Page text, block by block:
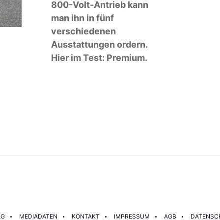
800-Volt-Antrieb kann
man ihn in fünf
verschiedenen
Ausstattungen ordern.
Hier im Test: Premium.
MEDIADATEN KONTAKT IMPRESSUM AGB